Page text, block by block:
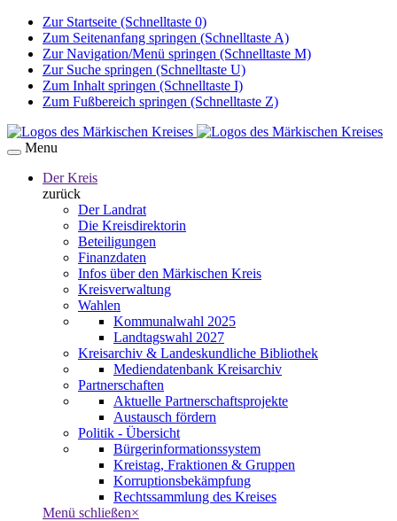
Zur Startseite (Schnelltaste 0)
Zum Seitenanfang springen (Schnelltaste A)
Zur Navigation/Menü springen (Schnelltaste M)
Zur Suche springen (Schnelltaste U)
Zum Inhalt springen (Schnelltaste I)
Zum Fußbereich springen (Schnelltaste Z)
Menu
Der Kreis
zurück
Der Landrat
Die Kreisdirektorin
Beteiligungen
Finanzdaten
Infos über den Märkischen Kreis
Kreisverwaltung
Wahlen
Kommunalwahl 2025
Landtagswahl 2027
Kreisarchiv & Landeskundliche Bibliothek
Mediendatenbank Kreisarchiv
Partnerschaften
Aktuelle Partnerschaftsprojekte
Austausch fördern
Politik - Übersicht
Bürgerinformationssystem
Kreistag, Fraktionen & Gruppen
Korruptionsbekämpfung
Rechtssammlung des Kreises
Menü schließen×